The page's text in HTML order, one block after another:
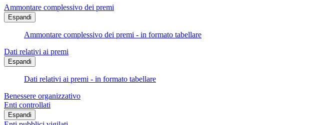
Ammontare complessivo dei premi
Espandi
Ammontare complessivo dei premi - in formato tabellare
Dati relativi ai premi
Espandi
Dati relativi ai premi - in formato tabellare
Benessere organizzativo
Enti controllati
Espandi